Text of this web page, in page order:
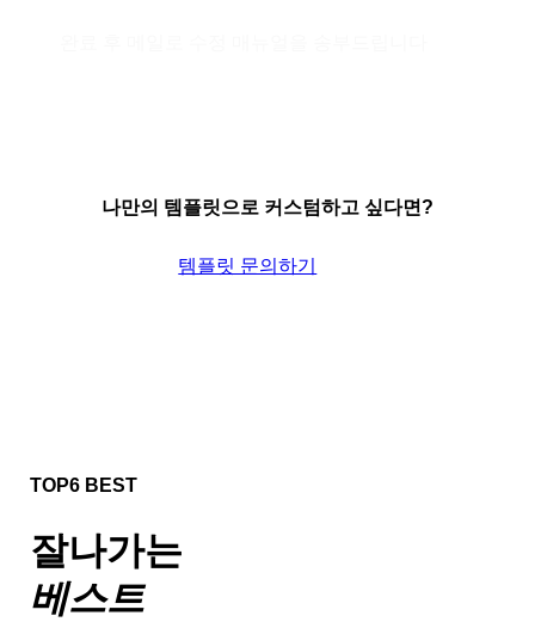
나만의 템플릿으로 커스텀하고 싶다면?
템플릿 문의하기
TOP6 BEST
잘나가는
베스트